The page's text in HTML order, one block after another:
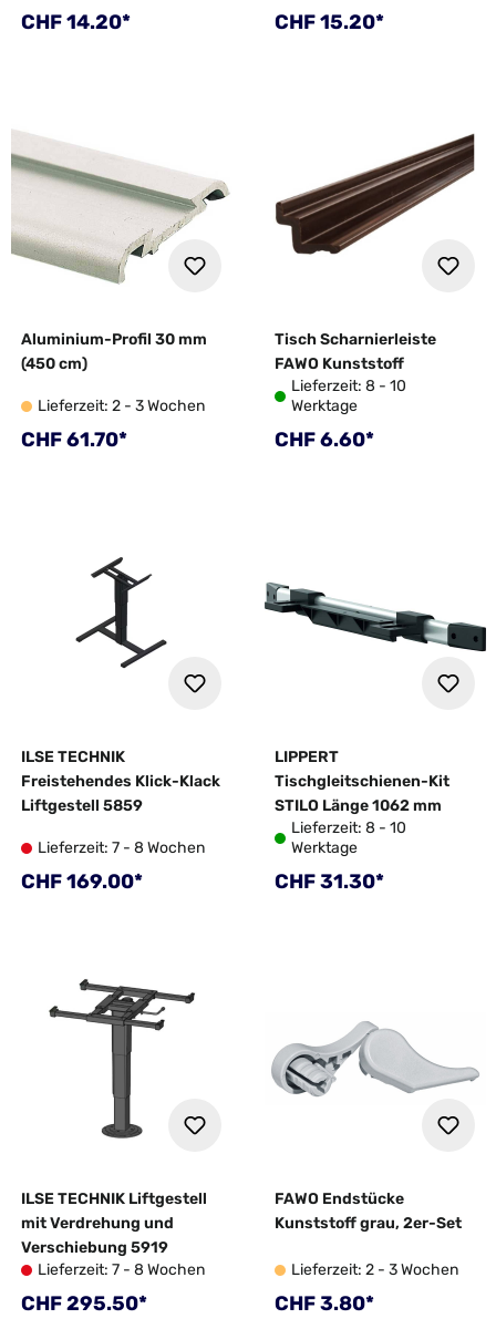
Regulärer Preis:
CHF 14.20* Regulärer Preis:
CHF 15.20*
Aluminium-Profil 30 mm
(450 cm)
Lieferzeit: 2 - 3 Wochen
Regulärer Preis:
CHF 61.70*
Tisch Scharnierleiste
FAWO Kunststoff
Lieferzeit: 8 - 10
Werktage
Regulärer Preis:
CHF 6.60*
ILSE TECHNIK
Freistehendes Klick-Klack
Liftgestell 5859
Lieferzeit: 7 - 8 Wochen
Regulärer Preis:
CHF 169.00*
LIPPERT
Tischgleitschienen-Kit
STILO Länge 1062 mm
Lieferzeit: 8 - 10
Werktage
Regulärer Preis:
CHF 31.30*
ILSE TECHNIK Liftgestell
mit Verdrehung und
Verschiebung 5919
Lieferzeit: 7 - 8 Wochen
Regulärer Preis:
CHF 295.50*
FAWO Endstücke
Kunststoff grau, 2er-Set
Lieferzeit: 2 - 3 Wochen
Regulärer Preis:
CHF 3.80*